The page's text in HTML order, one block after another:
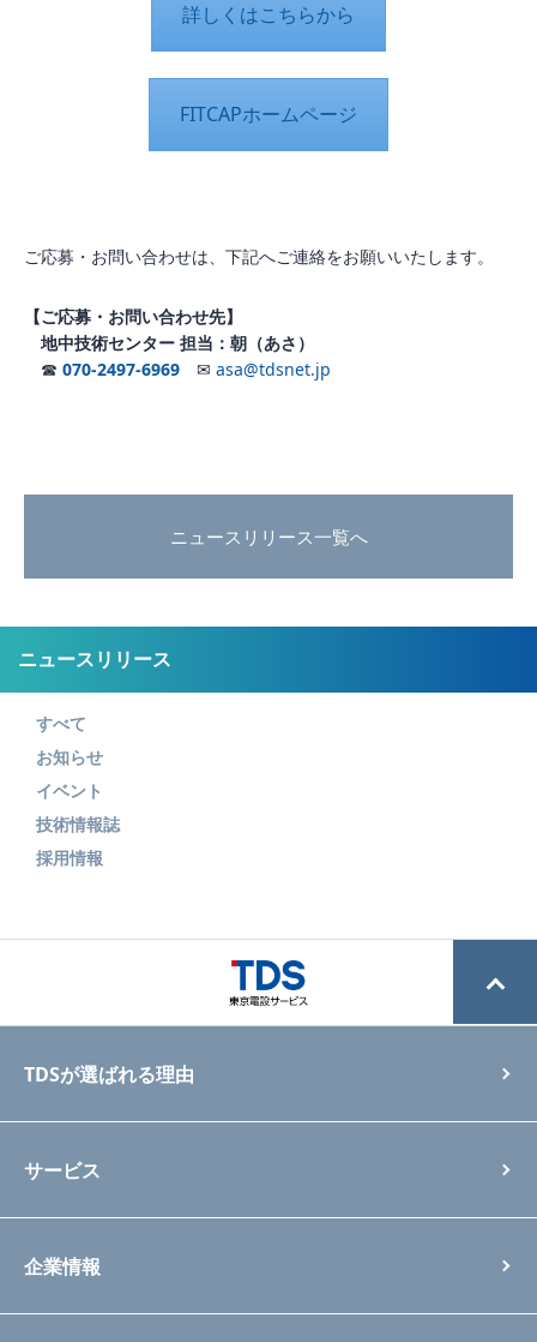
詳しくはこちらから
FITCAPホームページ
ご応募・お問い合わせは、下記へご連絡をお願いいたします。
【ご応募・お問い合わせ先】
地中技術センター 担当：朝（あさ）
☎ 070-2497-6969 ✉ asa@tdsnet.jp
ニュースリリース一覧へ
ニュースリリース
すべて
お知らせ
イベント
技術情報誌
採用情報
TDSが選ばれる理由
サービス
企業情報